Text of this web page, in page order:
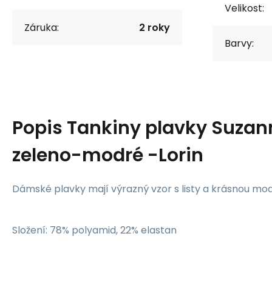
Záruka: 2 roky
Velikost:
Barvy:
Popis Tankiny plavky
zeleno-modré -Lorin
Dámské plavky mají výrazný vzor s listy a krásnou
Složení: 78% polyamid, 22% elastan